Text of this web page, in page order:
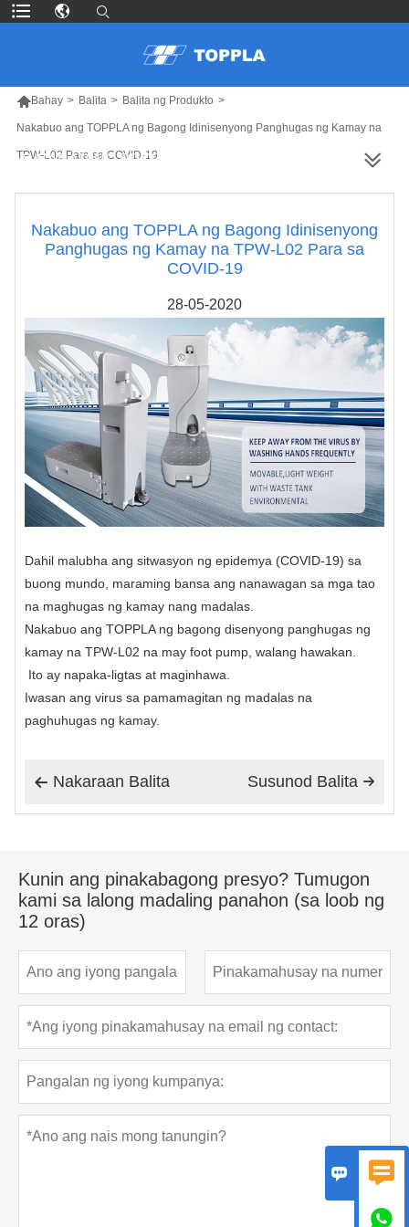
Bahay > Balita > Balita ng Produkto >
Nakabuo ang TOPPLA ng Bagong Idinisenyong Panghugas ng Kamay na
TPW-L02 Para sa COVID-19
MAS MARAMING PRODUKTO
Nakabuo ang TOPPLA ng Bagong Idinisenyong
Panghugas ng Kamay na TPW-L02 Para sa
COVID-19
28-05-2020
Dahil malubha ang sitwasyon ng epidemya (COVID-19) sa
buong mundo, maraming bansa ang nanawagan sa mga tao
na maghugas ng kamay nang madalas.
Nakabuo ang TOPPLA ng bagong disenyong panghugas ng
kamay na TPW-L02 na may foot pump, walang hawakan.
Ito ay napaka-ligtas at maginhawa.
Iwasan ang virus sa pamamagitan ng madalas na
paghuhugas ng kamay.
 Nakaraan Balita 
Susunod Balita
Kunin ang pinakabagong presyo? Tumugon
kami sa lalong madaling panahon (sa loob ng
12 oras)
 
